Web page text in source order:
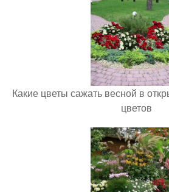
Какие цветы сажать весной в
цветов